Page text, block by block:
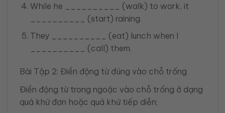
While he __________ (walk) to work, it
__________ (start) raining.
They __________ (eat) lunch when I
__________ (call) them.
Bài Tập 2: Điền động từ đúng vào chỗ trống
Điền động từ trong ngoặc vào chỗ trống ở dạng
quá khứ đơn hoặc quá khứ tiếp diễn: